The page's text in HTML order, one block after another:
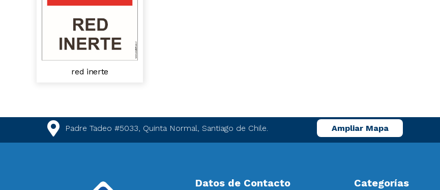
red inerte
Padre Tadeo #5033, Quinta Normal, Santiago de Chile. Ampliar Mapa
Datos de Contacto Categorías